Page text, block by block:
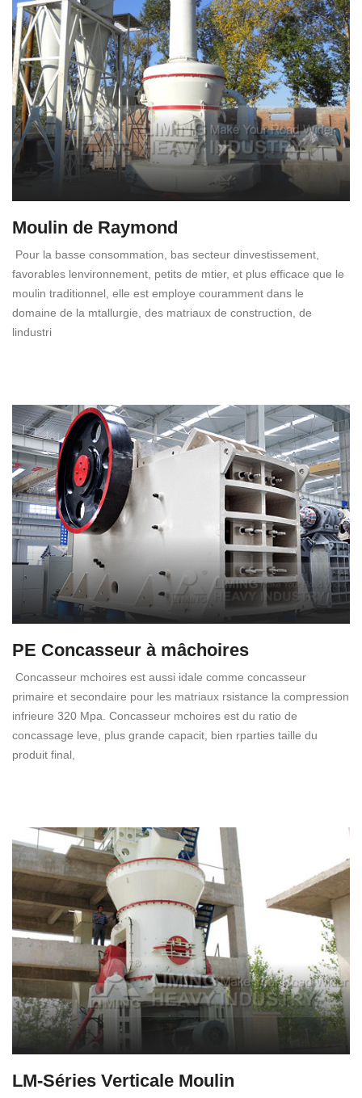
Moulin de Raymond
Pour la basse consommation, bas secteur dinvestissement,
favorables lenvironnement, petits de mtier, et plus efficace que le
moulin traditionnel, elle est employe couramment dans le
domaine de la mtallurgie, des matriaux de construction, de
lindustri
PE Concasseur à mâchoires
Concasseur mchoires est aussi idale comme concasseur
primaire et secondaire pour les matriaux rsistance la compression
infrieure 320 Mpa. Concasseur mchoires est du ratio de
concassage leve, plus grande capacit, bien rparties taille du
produit final,
LM-Séries Verticale Moulin